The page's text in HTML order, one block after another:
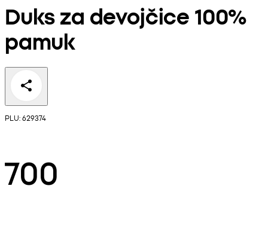
Duks za devojčice 100%
pamuk
PLU: 629374
700